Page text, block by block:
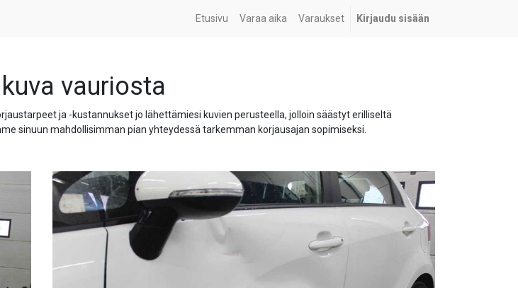
Etusivu Varaa aika Varaukset Kirjaudu sisään
vauriosta
ja -kustannukset jo lähettämiesi kuvien perusteella, jolloin säästyt erilliseltä
sinuun mahdollisimman pian yhteydessä tarkemman korjausajan sopimiseksi.